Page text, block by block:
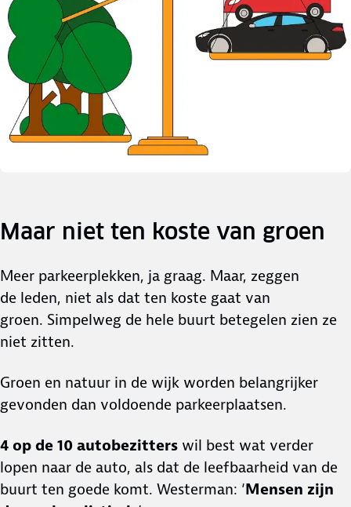
Maar niet ten koste van groen
Meer parkeerplekken, ja graag. Maar, zeggen
de leden, niet als dat ten koste gaat van
groen. Simpelweg de hele buurt betegelen zien ze
niet zitten.
Groen en natuur in de wijk worden belangrijker
gevonden dan voldoende parkeerplaatsen.
4 op de 10 autobezitters wil best wat verder
lopen naar de auto, als dat de leefbaarheid van de
buurt ten goede komt. Westerman: ‘Mensen zijn